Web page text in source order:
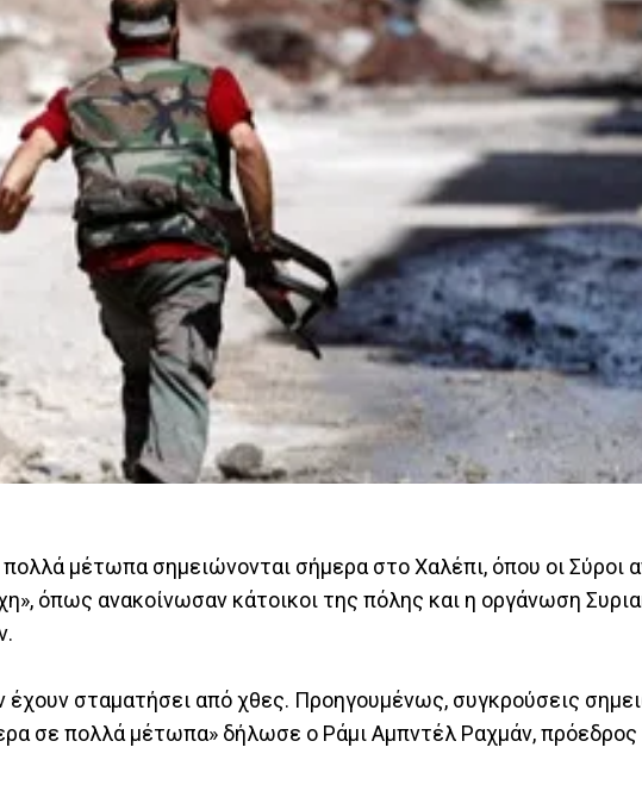
μέτωπα σημειώνονται σήμερα στο Χαλέπι, όπου οι Σύροι
όπως ανακοίνωσαν κάτοικοι της πόλης και η οργάνωση
έχουν σταματήσει από χθες. Προηγουμένως, συγκρούσεις
σε πολλά μέτωπα» δήλωσε ο Ράμι Αμπντέλ Ραχμάν, πρόεδρος